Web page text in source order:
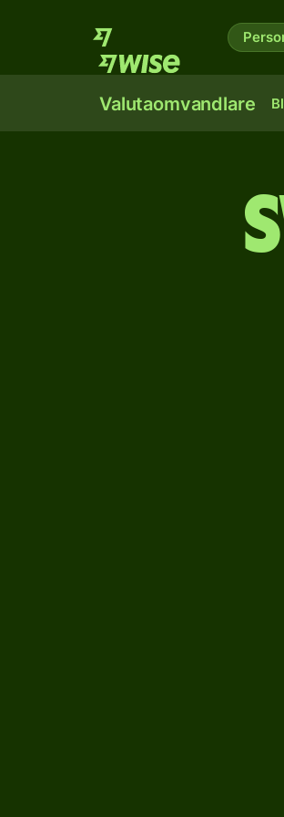
Valutaomvandlare